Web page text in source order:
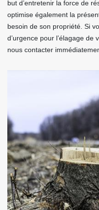
but d’entretenir la force de
optimise également la
besoin de son propriété. Si
d’urgence pour l’élagage
nous contacter